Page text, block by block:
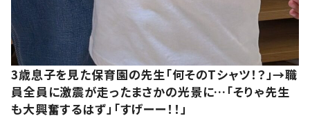
3歳息子を見た保育園の先生「何そのTシャツ！？」→職
員全員に激震が走ったまさかの光景に…「そりゃ先生
も大興奮するはず」「すげーー！！」